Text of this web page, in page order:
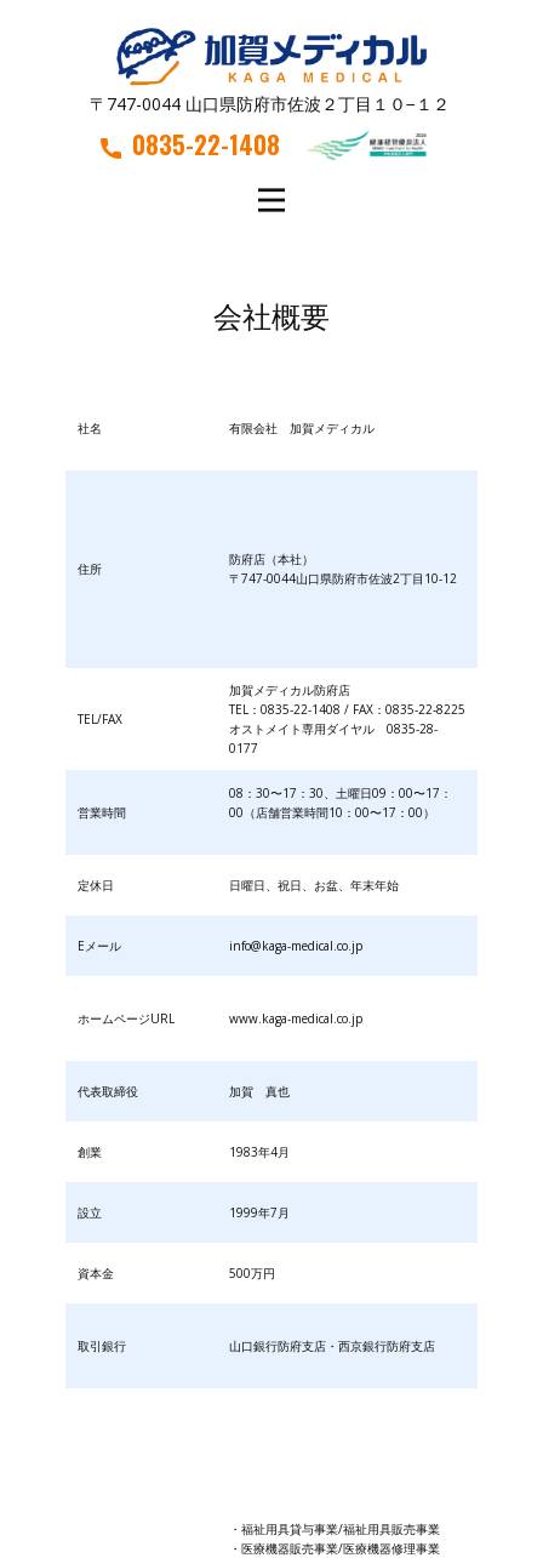
〒747-0044 山口県防府市佐波２丁目１０−１２
0835-22-1408
会社概要
社名 有限会社 加賀メディカル
住所
防府店（本社）
〒747-0044山口県防府市佐波2丁目10-12
TEL/FAX
加賀メディカル防府店
TEL：0835-22-1408 / FAX：0835-22-8225
オストメイト専用ダイヤル 0835-28-
0177
営業時間
08：30〜17：30、土曜日09：00〜17：
00（店舗営業時間10：00〜17：00）
定休日 日曜日、祝日、お盆、年末年始
Eメール info@kaga-medical.co.jp
ホームページURL www.kaga-medical.co.jp
代表取締役 加賀 真也
創業 1983年4月
設立 1999年7月
資本金 500万円
取引銀行 山口銀行防府支店・西京銀行防府支店
・福祉用具貸与事業/福祉用具販売事業
・医療機器販売事業/医療機器修理事業